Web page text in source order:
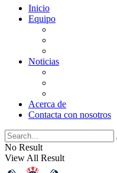
Inicio
Equipo
Noticias
Acerca de
Contacta con nosotros
No Result
View All Result